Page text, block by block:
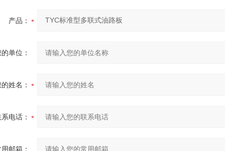
产品：
单位：
姓名：
电话：
邮箱：